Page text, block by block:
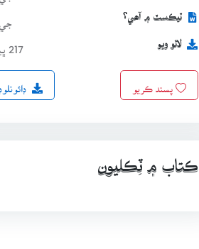
ٽيڪسٽ ۾ آھي؟
لاٿو ويو 217 ڀيرا
پسند ڪريو ڊائونلوڊ
ڪتاب ۾ ٽِڪليون